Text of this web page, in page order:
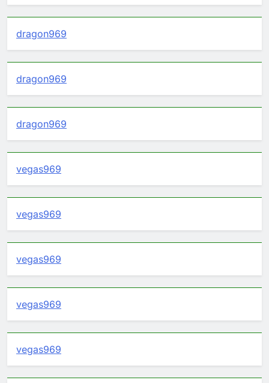
dragon969
dragon969
dragon969
vegas969
vegas969
vegas969
vegas969
vegas969